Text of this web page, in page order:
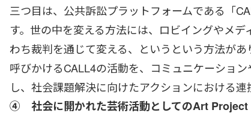
三つ目は、公共訴訟プラットフォームである「
す。世の中を変える方法には、ロビイングやメ
わち裁判を通じて変える、というという方法が
呼びかけるCALL4の活動を、コミュニケーショ
し、社会課題解決に向けたアクションにおける連
④ 社会に開かれた芸術活動としてのArt Project